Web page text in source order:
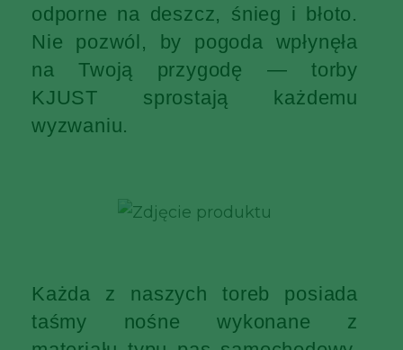
odporne na deszcz, śnieg i błoto.
Nie pozwól, by pogoda wpłynęła
na Twoją przygodę — torby
KJUST sprostają każdemu
wyzwaniu.
Każda z naszych toreb posiada
taśmy nośne wykonane z